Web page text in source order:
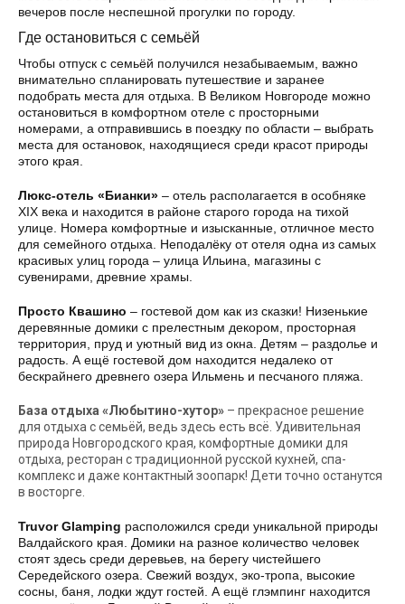
вечеров после неспешной прогулки по городу.
Где остановиться с семьёй
Чтобы отпуск с семьёй получился незабываемым, важно
внимательно спланировать путешествие и заранее
подобрать места для отдыха. В Великом Новгороде можно
остановиться в комфортном отеле с просторными
номерами, а отправившись в поездку по области – выбрать
места для остановок, находящиеся среди красот природы
этого края.
Люкс-отель «Бианки» – отель располагается в особняке
XIX века и находится в районе старого города на тихой
улице. Номера комфортные и изысканные, отличное место
для семейного отдыха. Неподалёку от отеля одна из самых
красивых улиц города – улица Ильина, магазины с
сувенирами, древние храмы.
Просто Квашино – гостевой дом как из сказки! Низенькие
деревянные домики с прелестным декором, просторная
территория, пруд и уютный вид из окна. Детям – раздолье и
радость. А ещё гостевой дом находится недалеко от
бескрайнего древнего озера Ильмень и песчаного пляжа.
База отдыха «Любытино-хутор» – прекрасное решение
для отдыха с семьёй, ведь здесь есть всё. Удивительная
природа Новгородского края, комфортные домики для
отдыха, ресторан с традиционной русской кухней, спа-
комплекс и даже контактный зоопарк! Дети точно останутся
в восторге.
Truvor Glamping расположился среди уникальной природы
Валдайского края. Домики на разное количество человек
стоят здесь среди деревьев, на берегу чистейшего
Середейского озера. Свежий воздух, эко-тропа, высокие
сосны, баня, лодки ждут гостей. А ещё глэмпинг находится